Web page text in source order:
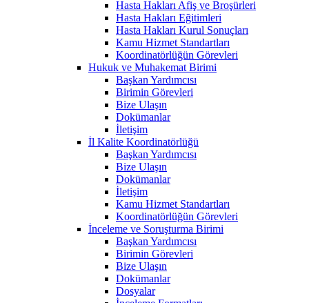
Hasta Hakları Afiş ve Broşürleri
Hasta Hakları Eğitimleri
Hasta Hakları Kurul Sonuçları
Kamu Hizmet Standartları
Koordinatörlüğün Görevleri
Hukuk ve Muhakemat Birimi
Başkan Yardımcısı
Birimin Görevleri
Bize Ulaşın
Dokümanlar
İletişim
İl Kalite Koordinatörlüğü
Başkan Yardımcısı
Bize Ulaşın
Dokümanlar
İletişim
Kamu Hizmet Standartları
Koordinatörlüğün Görevleri
İnceleme ve Soruşturma Birimi
Başkan Yardımcısı
Birimin Görevleri
Bize Ulaşın
Dokümanlar
Dosyalar